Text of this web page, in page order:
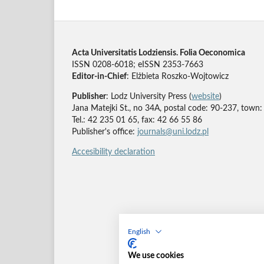
English
We use cookies
Acta Universitatis Lodziensis. Folia Oeconomica
ISSN 0208-6018; eISSN 2353-7663
Editor-in-Chief: Elżbieta Roszko-Wojtowicz
Publisher: Lodz University Press (website)
Jana Matejki St., no 34A, postal code: 90-237, town:
Tel.: 42 235 01 65, fax: 42 66 55 86
Publisher's office: journals@uni.lodz.pl
Accesibility declaration